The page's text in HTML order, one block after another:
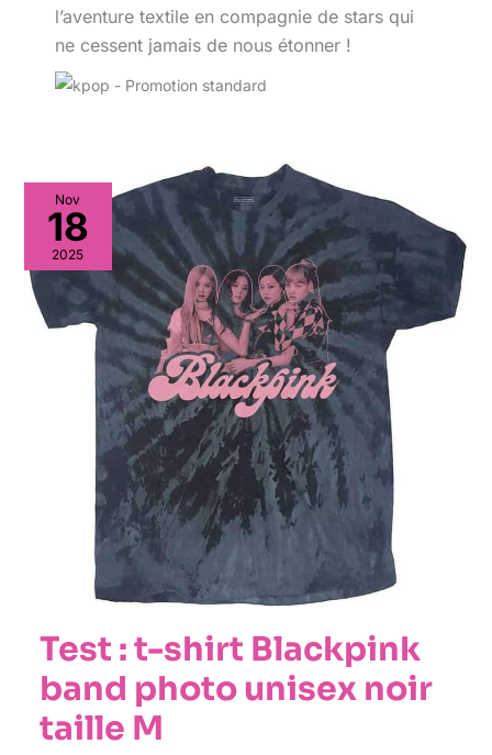
l’aventure textile en compagnie de stars qui
ne cessent jamais de nous étonner !
Nov
18
2025
Test : t-shirt Blackpink
band photo unisex noir
taille M